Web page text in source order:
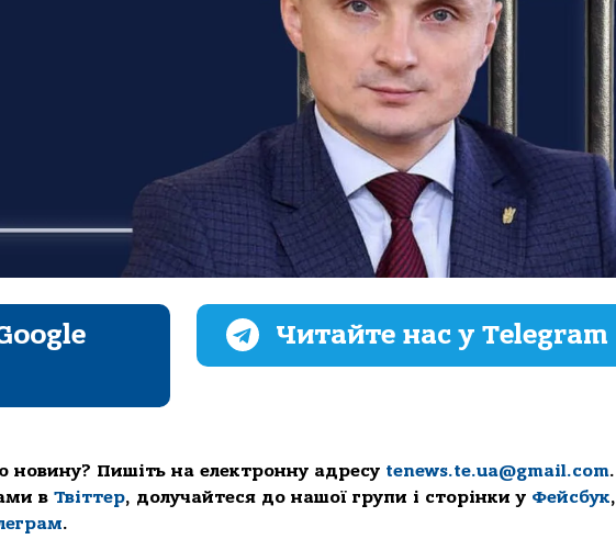
Читайте нас у Telegram
Пишіть на електронну адресу tenews.te.ua@gmail.com.
в Твіттер, долучайтеся до нашої групи і сторінки у Фейсбук,
.